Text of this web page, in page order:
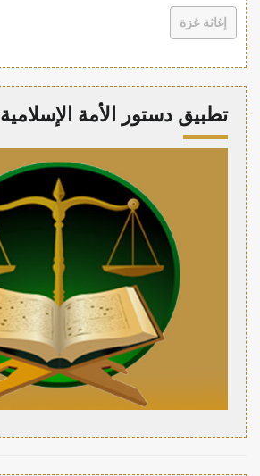
إغاثة غزة
تطبيق دستور الأمة الإسلامية